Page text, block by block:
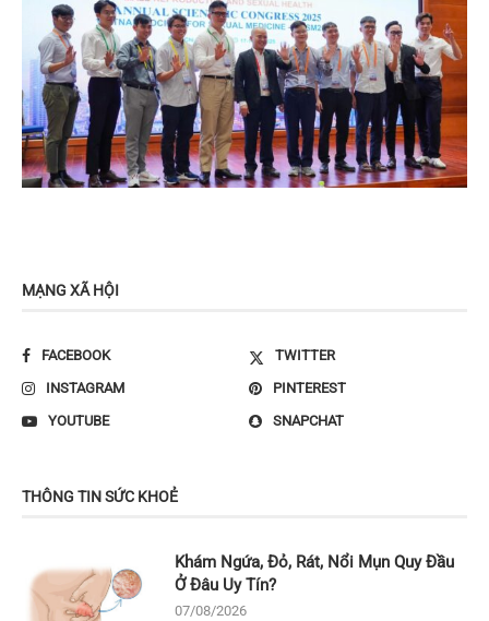
MẠNG XÃ HỘI
FACEBOOK
TWITTER
INSTAGRAM
PINTEREST
YOUTUBE
SNAPCHAT
THÔNG TIN SỨC KHOẺ
Khám Ngứa, Đỏ, Rát, Nổi Mụn Quy Đầu
Ở Đâu Uy Tín?
07/08/2026